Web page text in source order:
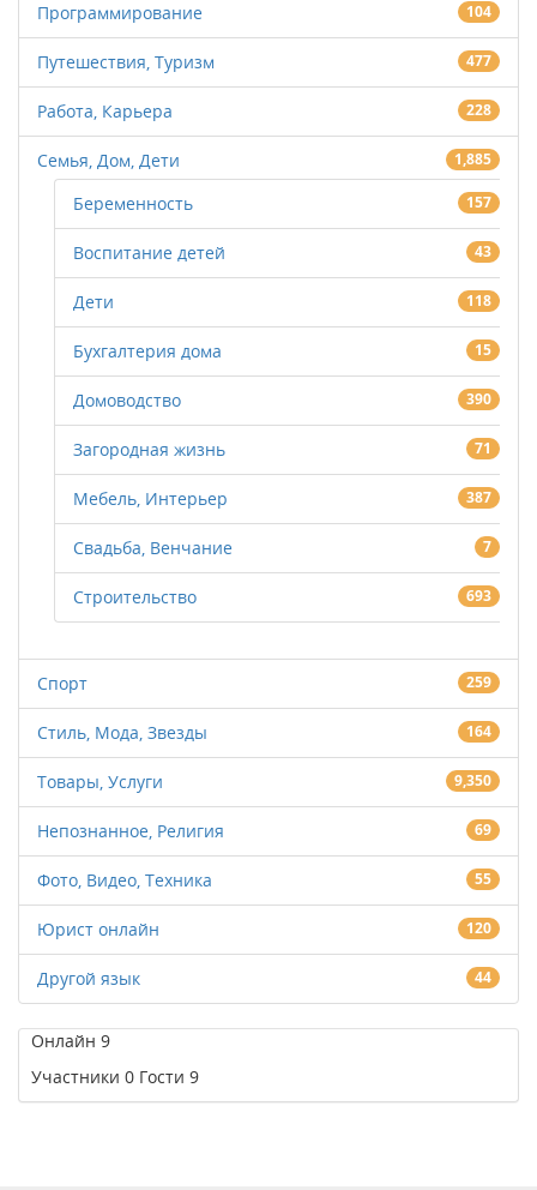
Программирование 104
Путешествия, Туризм 477
Работа, Карьера 228
Семья, Дом, Дети 1,885
Беременность 157
Воспитание детей 43
Дети 118
Бухгалтерия дома 15
Домоводство 390
Загородная жизнь 71
Мебель, Интерьер 387
Свадьба, Венчание 7
Строительство 693
Спорт 259
Стиль, Мода, Звезды 164
Товары, Услуги 9,350
Непознанное, Религия 69
Фото, Видео, Техника 55
Юрист онлайн 120
Другой язык 44
Онлайн 9
Участники 0 Гости 9